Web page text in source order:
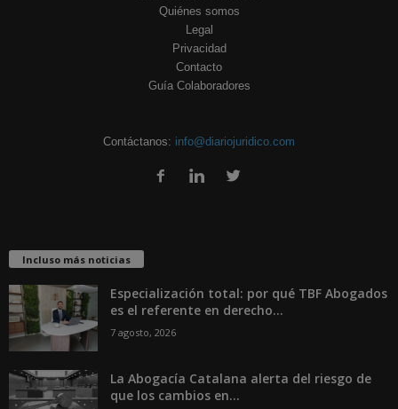
Quiénes somos
Legal
Privacidad
Contacto
Guía Colaboradores
Contáctanos: info@diariojuridico.com
Incluso más noticias
Especialización total: por qué TBF Abogados
es el referente en derecho...
7 agosto, 2026
La Abogacía Catalana alerta del riesgo de
que los cambios en...